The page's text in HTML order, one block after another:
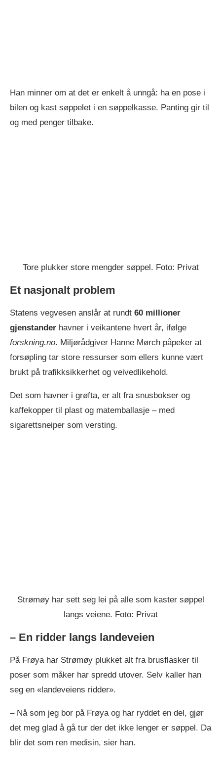
Han minner om at det er enkelt å unngå: ha en pose i
bilen og kast søppelet i en søppelkasse. Panting gir til
og med penger tilbake.
Tore plukker store mengder søppel. Foto: Privat
Et nasjonalt problem
Statens vegvesen anslår at rundt 60 millioner
gjenstander havner i veikantene hvert år, ifølge
forskning.no. Miljørådgiver Hanne Mørch påpeker at
forsøpling tar store ressurser som ellers kunne vært
brukt på trafikksikkerhet og veivedlikehold.
Det som havner i grøfta, er alt fra snusbokser og
kaffekopper til plast og matemballasje – med
sigarettsneiper som versting.
Strømøy har sett seg lei på alle som kaster søppel
langs veiene. Foto: Privat
– En ridder langs landeveien
På Frøya har Strømøy plukket alt fra brusflasker til
poser som måker har spredd utover. Selv kaller han
seg en «landeveiens ridder».
– Nå som jeg bor på Frøya og har ryddet en del, gjør
det meg glad å gå tur der det ikke lenger er søppel. Da
blir det som ren medisin, sier han.